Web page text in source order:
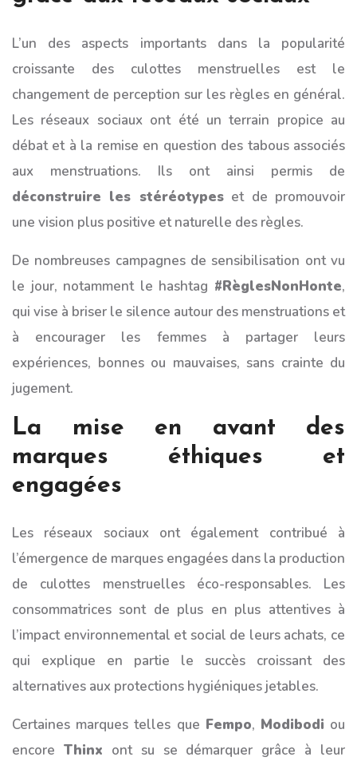
L’un des aspects importants dans la popularité
croissante des culottes menstruelles est le
changement de perception sur les règles en général.
Les réseaux sociaux ont été un terrain propice au
débat et à la remise en question des tabous associés
aux menstruations. Ils ont ainsi permis de
déconstruire les stéréotypeset de promouvoir
une vision plus positive et naturelle des règles.
De nombreuses campagnes de sensibilisation ont vu
le jour, notamment le hashtag #RèglesNonHonte,
qui vise à briser le silence autour des menstruations et
à encourager les femmes à partager leurs
expériences, bonnes ou mauvaises, sans crainte du
jugement.
La mise en avant des
marques éthiques et
engagées
Les réseaux sociaux ont également contribué à
l’émergence de marques engagées dans la production
de culottes menstruelles éco-responsables. Les
consommatrices sont de plus en plus attentives à
l’impact environnemental et social de leurs achats, ce
qui explique en partie le succès croissant des
alternatives aux protections hygiéniques jetables.
Certaines marques telles que Fempo, Modibodi ou
encore Thinx ont su se démarquer grâce à leur